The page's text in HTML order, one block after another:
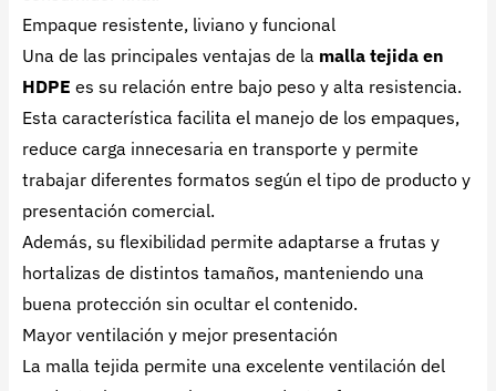
Empaque resistente, liviano y funcional
Una de las principales ventajas de la malla tejida en
HDPE es su relación entre bajo peso y alta resistencia.
Esta característica facilita el manejo de los empaques,
reduce carga innecesaria en transporte y permite
trabajar diferentes formatos según el tipo de producto y
presentación comercial.
Además, su flexibilidad permite adaptarse a frutas y
hortalizas de distintos tamaños, manteniendo una
buena protección sin ocultar el contenido.
Mayor ventilación y mejor presentación
La malla tejida permite una excelente ventilación del